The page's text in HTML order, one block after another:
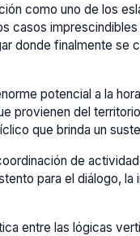
como uno de los
casos
donde finalmente se
potencial a la
del
que brinda un
de
para el diálogo,
entre las lógicas